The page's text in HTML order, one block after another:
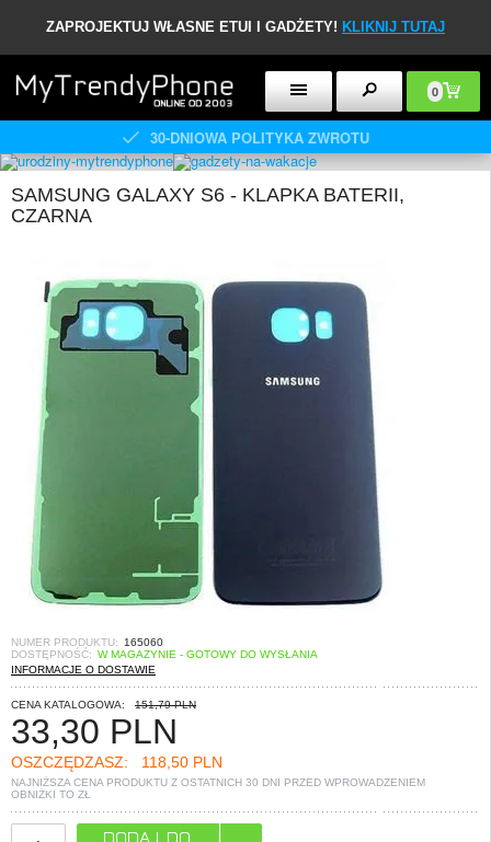
ZAPROJEKTUJ WŁASNE ETUI I GADŻETY! KLIKNIJ TUTAJ
0
30-DNIOWA POLITYKA ZWROTU
SAMSUNG GALAXY S6 - KLAPKA BATERII,
CZARNA
NUMER PRODUKTU:
165060
DOSTĘPNOŚĆ: W MAGAZYNIE - GOTOWY DO WYSŁANIA
INFORMACJE O DOSTAWIE
CENA KATALOGOWA: 151,79 PLN
33,30 PLN
OSZCZĘDZASZ: 118,50 PLN
NAJNIŻSZA CENA PRODUKTU Z OSTATNICH 30 DNI PRZED WPROWADZENIEM
OBNIŻKI TO ZŁ